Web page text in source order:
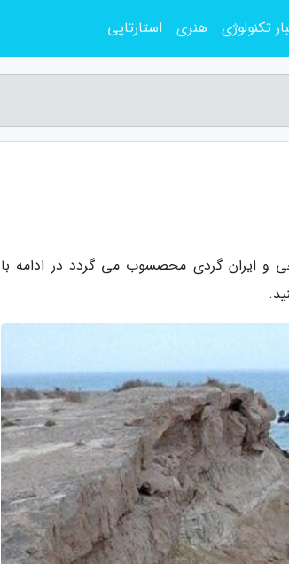
و ایران گردی محصسوب می گردد در ادامه با
تکنولوژی هنری استارتاپی